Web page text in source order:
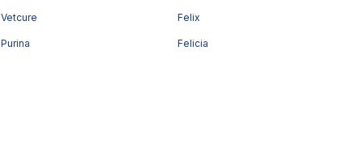
Vetcure Felix
Purina Felicia